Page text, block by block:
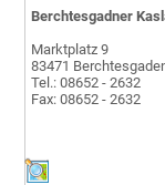
Berchtesgadner
Marktplatz 9
83471
Tel.: 08652 - 2632
Fax: 08652 - 2632